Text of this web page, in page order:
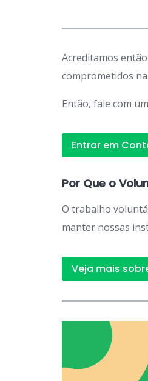
Acreditamos
comprometidos
Então, fale com
Entrar em
Por Que o
O trabalho
manter nossas
Veja mais